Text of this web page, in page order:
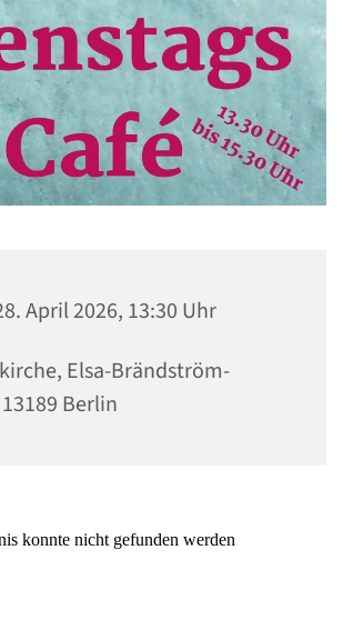
April 2026, 13:30 Uhr
Elsa-Brändström-
Berlin